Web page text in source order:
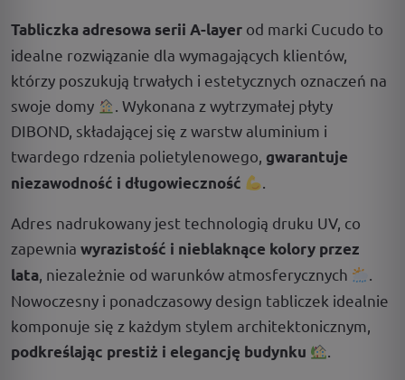
Tabliczka adresowa serii A-layer od marki Cucudo to
idealne rozwiązanie dla wymagających klientów,
którzy poszukują trwałych i estetycznych oznaczeń na
swoje domy
. Wykonana z wytrzymałej płyty
DIBOND, składającej się z warstw aluminium i
twardego rdzenia polietylenowego, gwarantuje
niezawodność i długowieczność
Adres nadrukowany jest technologią druku UV, co
zapewnia wyrazistość i nieblaknące kolory przez
lata , niezależnie od warunków atmosferycznych
Nowoczesny i ponadczasowy design tabliczek idealnie
komponuje się z każdym stylem architektonicznym,
podkreślając prestiż i elegancję budynku